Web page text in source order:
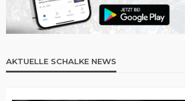
AKTUELLE SCHALKE NEWS